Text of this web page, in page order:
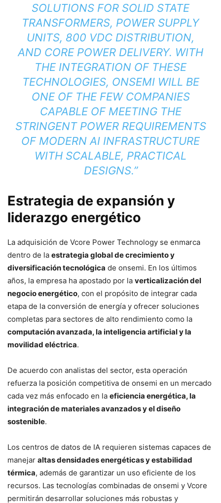
SOLUTIONS FOR SOLID STATE
TRANSFORMERS, POWER SUPPLY
UNITS, 800 VDC DISTRIBUTION,
AND CORE POWER DELIVERY. WITH
THE INTEGRATION OF THESE
TECHNOLOGIES, ONSEMI WILL BE
ONE OF THE FEW COMPANIES
CAPABLE OF MEETING THE
STRINGENT POWER REQUIREMENTS
OF MODERN AI INFRASTRUCTURE
WITH SCALABLE, PRACTICAL
DESIGNS.”
Estrategia de expansión y
liderazgo energético
La adquisición de Vcore Power Technology se enmarca
dentro de la estrategia global de crecimiento y
diversificación tecnológica de onsemi. En los últimos
años, la empresa ha apostado por la verticalización del
negocio energético, con el propósito de integrar cada
etapa de la conversión de energía y ofrecer soluciones
completas para sectores de alto rendimiento como la
computación avanzada, la inteligencia artificial y la
movilidad eléctrica.
De acuerdo con analistas del sector, esta operación
refuerza la posición competitiva de onsemi en un mercado
cada vez más enfocado en la eficiencia energética, la
integración de materiales avanzados y el diseño
sostenible.
Los centros de datos de IA requieren sistemas capaces de
manejar altas densidades energéticas y estabilidad
térmica, además de garantizar un uso eficiente de los
recursos. Las tecnologías combinadas de onsemi y Vcore
permitirán desarrollar soluciones más robustas y